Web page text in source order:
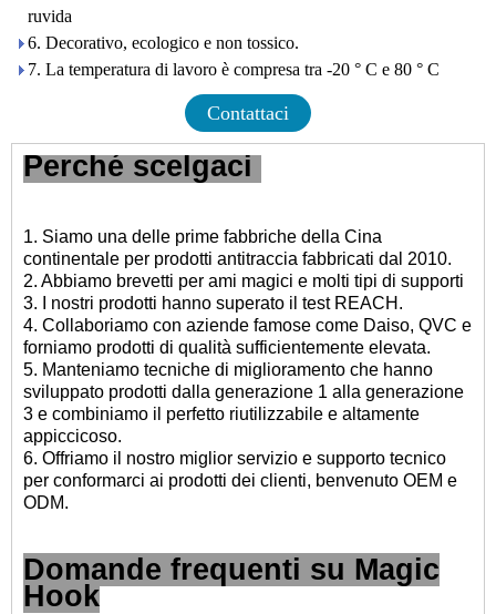
ruvida
6. Decorativo, ecologico e non tossico.
7. La temperatura di lavoro è compresa tra -20 ° C e 80 ° C
Contattaci
Perché scelgaci
1. Siamo una delle prime fabbriche della Cina
continentale per prodotti antitraccia fabbricati dal 2010.
2. Abbiamo brevetti per ami magici e molti tipi di supporti
3. I nostri prodotti hanno superato il test REACH.
4. Collaboriamo con aziende famose come Daiso, QVC e
forniamo prodotti di qualità sufficientemente elevata.
5. Manteniamo tecniche di miglioramento che hanno
sviluppato prodotti dalla generazione 1 alla generazione
3 e combiniamo il perfetto riutilizzabile e altamente
appiccicoso.
6. Offriamo il nostro miglior servizio e supporto tecnico
per conformarci ai prodotti dei clienti, benvenuto OEM e
ODM.
Domande frequenti su Magic
Hook